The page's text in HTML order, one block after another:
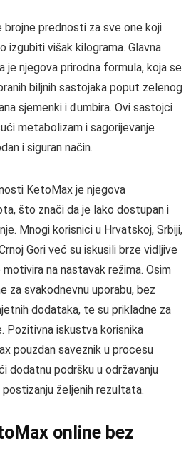
prednosti za sve one koji
izgubiti višak kilograma. Glavna
njegova prirodna formula, koja se
biljnih sastojaka poput zelenog
sjemenki i đumbira. Ovi sastojci
metabolizam i sagorijevanje
i siguran način.
KetoMax je njegova
što znači da je lako dostupan i
Mnogi korisnici u Hrvatskoj, Srbiji,
Gori već su iskusili brze vidljive
na nastavak režima. Osim
za svakodnevnu uporabu, bez
dodataka, te su prikladne za
Pozitivna iskustva korisnika
pouzdan saveznik u procesu
dodatnu podršku u održavanju
željenih rezultata.
online bez